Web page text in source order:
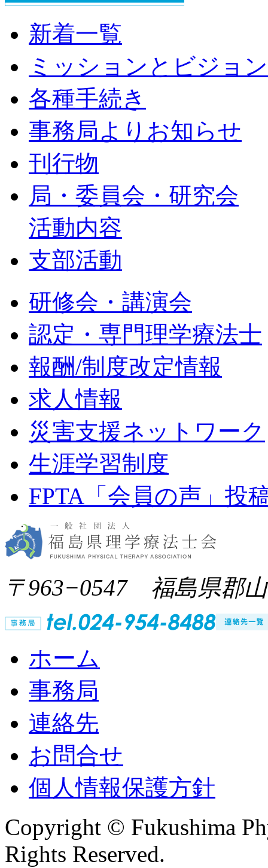
新着一覧
ミッションとビジョン
各種手続き
事務局よりお知らせ
刊行物
局・委員会・研究会
活動内容
支部活動
研修会・講演会
認定・専門理学療法士
報酬/制度改定情報
求人情報
災害支援ネットワーク
生涯学習制度
FPTA「会員の声」投
〒963−0547 福島県郡
ホーム
事務局
連絡先
お問合せ
個人情報保護方針
Copyright © Fukushima
Rights Reserved.